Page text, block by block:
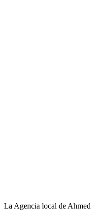
La Agencia local de Ahmed